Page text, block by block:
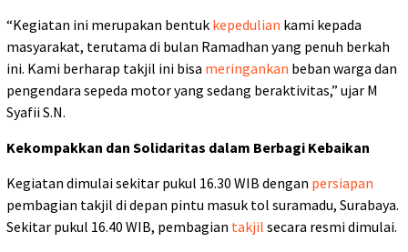
“Kegiatan ini merupakan bentuk kepedulian kami kepada
masyarakat, terutama di bulan Ramadhan yang penuh berkah
ini. Kami berharap takjil ini bisa meringankan beban warga dan
pengendara sepeda motor yang sedang beraktivitas,” ujar M
Syafii S.N.
Kekompakkan dan Solidaritas dalam Berbagi Kebaikan
Kegiatan dimulai sekitar pukul 16.30 WIB dengan persiapan
pembagian takjil di depan pintu masuk tol suramadu, Surabaya.
Sekitar pukul 16.40 WIB, pembagian takjil secara resmi dimulai.